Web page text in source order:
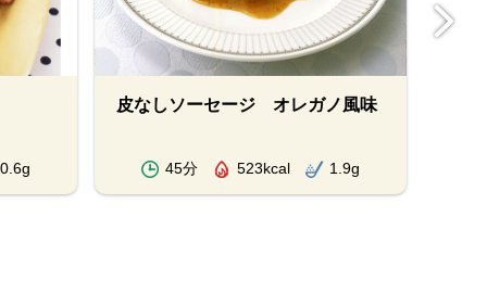
0.6g
皮なしソーセージ オレガノ風味
45分 523kcal 1.9g